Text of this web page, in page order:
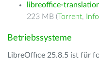
libreoffice-
223 MB (Torrent, Info
Betriebssysteme
LibreOffice 25.8.5 ist für